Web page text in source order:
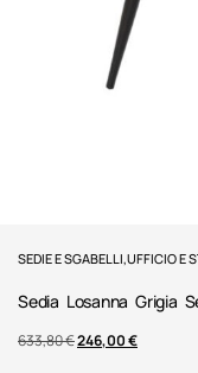
SEDIE E SGABELLI,UFFICIO E
Sedia Losanna Grigia
633,80€246,00€